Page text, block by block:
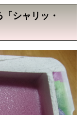
シャリッ・